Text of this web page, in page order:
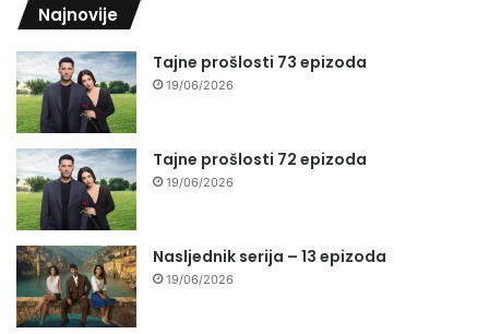
Najnovije
Tajne prošlosti 73 epizoda
19/06/2026
Tajne prošlosti 72 epizoda
19/06/2026
Nasljednik serija – 13 epizoda
19/06/2026